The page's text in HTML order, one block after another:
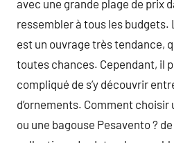
avec une grande plage de prix
ressembler à tous les
est un ouvrage très tendance,
toutes chances. Cependant, il
compliqué de s’y découvrir
d’ornements. Comment
ou une bagouse Pesavento ?